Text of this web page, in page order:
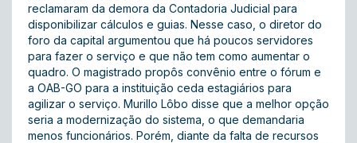
reclamaram da demora da Contadoria Judicial para
disponibilizar cálculos e guias. Nesse caso, o diretor do
foro da capital argumentou que há poucos servidores
para fazer o serviço e que não tem como aumentar o
quadro. O magistrado propôs convênio entre o fórum e
a OAB-GO para a instituição ceda estagiários para
agilizar o serviço. Murillo Lôbo disse que a melhor opção
seria a modernização do sistema, o que demandaria
menos funcionários. Porém, diante da falta de recursos